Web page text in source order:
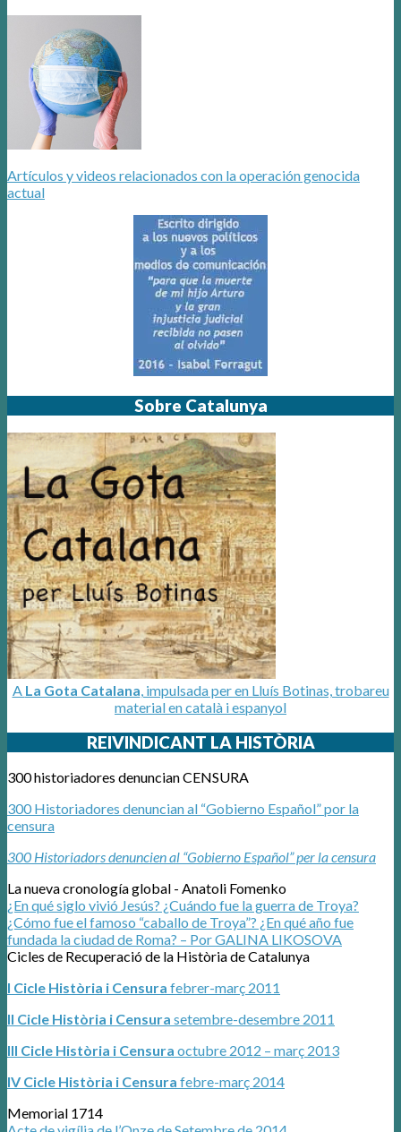
Artículos y videos relacionados con la operación genocida
actual
Sobre Catalunya
A La Gota Catalana, impulsada per en Lluís Botinas, trobareu
material en català i espanyol
REIVINDICANT LA HISTÒRIA
300 historiadores denuncian CENSURA
300 Historiadores denuncian al “Gobierno Español” por la
censura
300 Historiadors denuncien al “Gobierno Español” per la censura
La nueva cronología global - Anatoli Fomenko
¿En qué siglo vivió Jesús? ¿Cuándo fue la guerra de Troya?
¿Cómo fue el famoso “caballo de Troya”? ¿En qué año fue
fundada la ciudad de Roma? – Por GALINA LIKOSOVA
Cicles de Recuperació de la Història de Catalunya
I Cicle Història i Censura febrer-març 2011
II Cicle Història i Censura setembre-desembre 2011
III Cicle Història i Censura octubre 2012 – març 2013
IV Cicle Història i Censura febre-març 2014
Memorial 1714